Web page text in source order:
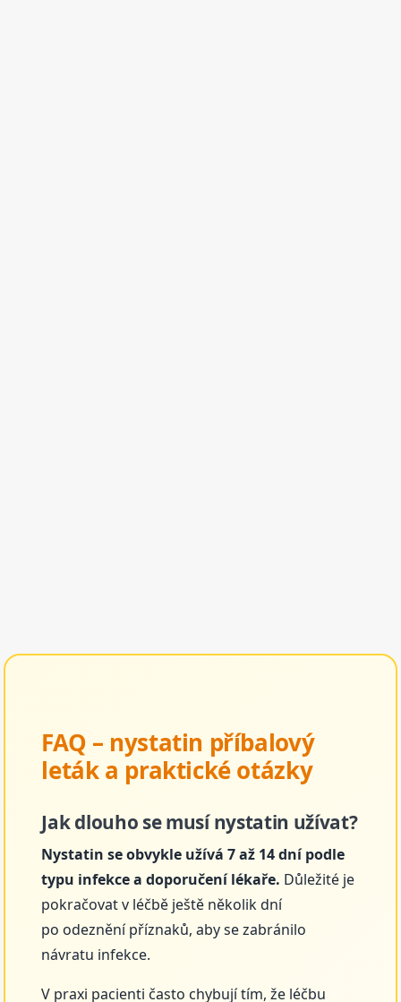
FAQ – nystatin příbalový
leták a praktické otázky
Jak dlouho se musí nystatin užívat?
Nystatin se obvykle užívá 7 až 14 dní podle
typu infekce a doporučení lékaře. Důležité je
pokračovat v léčbě ještě několik dní
po odeznění příznaků, aby se zabránilo
návratu infekce.
V praxi pacienti často chybují tím, že léčbu